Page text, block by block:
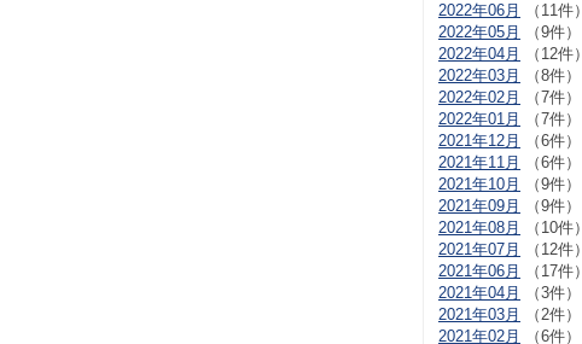
2022年06月
（11件）
2022年05月
（9件）
2022年04月
（12件）
2022年03月
（8件）
2022年02月
（7件）
2022年01月
（7件）
2021年12月
（6件）
2021年11月
（6件）
2021年10月
（9件）
2021年09月
（9件）
2021年08月
（10件）
2021年07月
（12件）
2021年06月
（17件）
2021年04月
（3件）
2021年03月
（2件）
2021年02月
（6件）